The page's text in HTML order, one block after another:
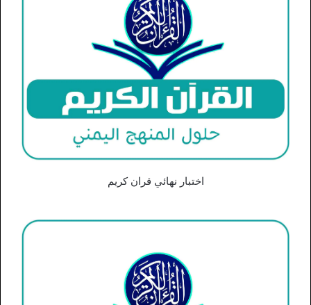
اختبار نهائي قران كريم